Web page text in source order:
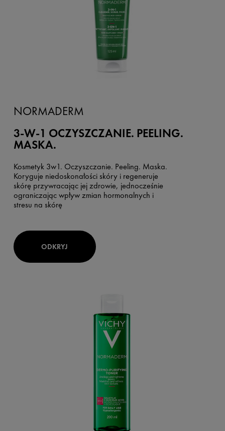
NORMADERM
3-W-1 OCZYSZCZANIE. PEELING.
MASKA.
Kosmetyk 3w1. Oczyszczanie. Peeling. Maska.
Koryguje niedoskonałości skóry i regeneruje
skórę przywracając jej zdrowie, jednocześnie
ograniczając wpływ zmian hormonalnych i
stresu na skórę
ODKRYJ